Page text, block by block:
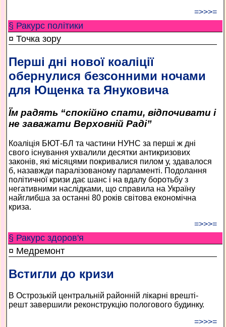
=>>>=
§ Ракурс політики
¤ Точка зору
Перші дні нової коаліції
обернулися безсонними ночами
для Ющенка та Януковича
Їм радять “спокійно спати, відпочивати і
не заважати Верховній Раді”
Коаліція БЮТ-БЛ та частини НУНС за перші ж дні
свого існування ухвалили десятки антикризових
законів, які місяцями покривалися пилом у, здавалося
б, назавжди паралізованому парламенті. Подолання
політичної кризи дає шанс і на вдалу боротьбу з
негативними наслідками, що справила на Україну
найглибша за останні 80 років світова економічна
криза.
=>>>=
§ Ракурс здоров'я
¤ Медремонт
Встигли до кризи
В Острозькій центральній районній лікарні врешті-
решт завершили реконструкцію пологового будинку.
=>>>=